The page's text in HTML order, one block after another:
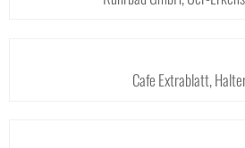
Cafe Extrablatt,